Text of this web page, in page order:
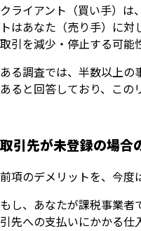
クライアント（買い手）は
トはあなた（売り手）に
取引を減少・停止する可能
ある調査では、半数以上
あると回答しており、この
取引先が未登録の場合
前項のデメリットを、今度
もし、あなたが課税事業
引先への支払いにかかる仕